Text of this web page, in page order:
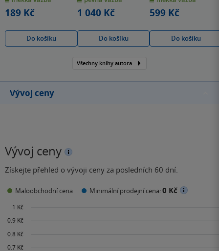
hvězdiček
189 Kč
Do košíku
hvězdiček
1 040 Kč
Do košíku
hvězdiček
599 Kč
Do košíku
Všechny knihy autora
Vývoj ceny
Vývoj ceny
Získejte přehled o vývoji ceny za posledních 60 dní.
Maloobchodní cena Minimální prodejní cena:0 Kč